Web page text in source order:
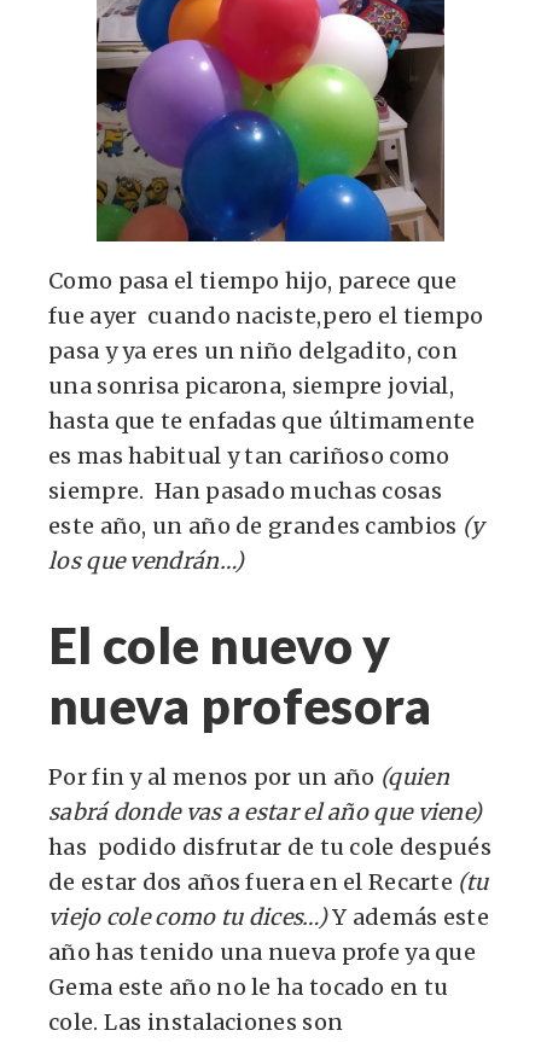
Como pasa el tiempo hijo, parece que
fue ayer cuando naciste,pero el tiempo
pasa y ya eres un niño delgadito, con
una sonrisa picarona, siempre jovial,
hasta que te enfadas que últimamente
es mas habitual y tan cariñoso como
siempre. Han pasado muchas cosas
este año, un año de grandes cambios (y
los que vendrán…)
El cole nuevo y
nueva profesora
Por fin y al menos por un año (quien
sabrá donde vas a estar el año que viene)
has podido disfrutar de tu cole después
de estar dos años fuera en el Recarte (tu
viejo cole como tu dices…)Y además este
año has tenido una nueva profe ya que
Gema este año no le ha tocado en tu
cole. Las instalaciones son